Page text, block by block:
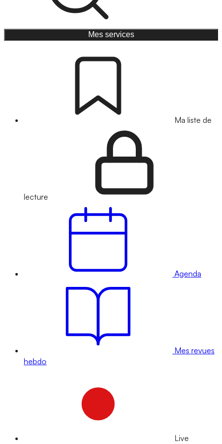
Mes services
Ma liste de
lecture
Agenda
Mes revues
hebdo
Live